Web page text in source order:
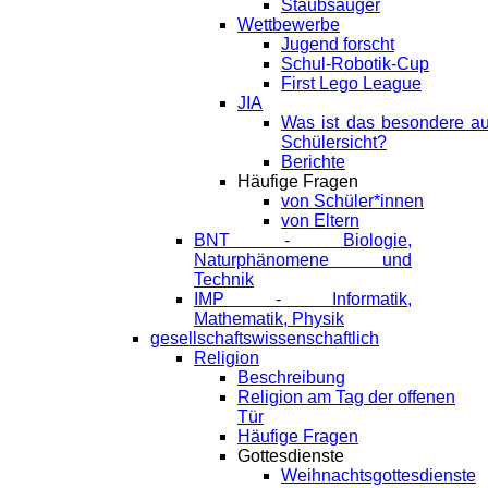
Staubsauger
Wettbewerbe
Jugend forscht
Schul-Robotik-Cup
First Lego League
JIA
Was ist das besondere
Schülersicht?
Berichte
Häufige Fragen
von Schüler*innen
von Eltern
BNT - Biologie,
Naturphänomene und
Technik
IMP - Informatik,
Mathematik, Physik
gesellschaftswissenschaftlich
Religion
Beschreibung
Religion am Tag der offenen
Tür
Häufige Fragen
Gottesdienste
Weihnachtsgottesdienste